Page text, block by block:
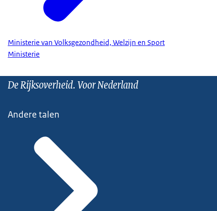
Ministerie van Volksgezondheid, Welzijn en Sport
Ministerie
De Rijksoverheid. Voor Nederland
Andere talen